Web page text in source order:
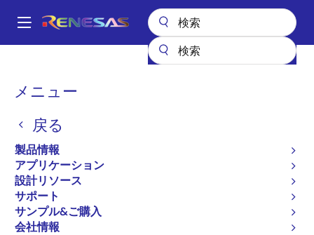
ン
Main
メニュー
戻る
製品情報
アプリケーション
設計リソース
サポート
サンプル&ご購入
会社情報
パ
く
ず
クロックとタイミング
車載用クロックジェネレー
ター、バッファ、発振器、
AEC-Q100、AEC-Q200